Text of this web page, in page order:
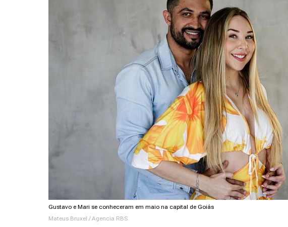
Gustavo e Mari se conheceram em maio na capital de Goiás
Mateus Bruxel / Agencia RBS